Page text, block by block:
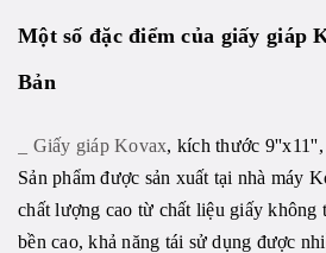
Một số đặc điểm của giấy giáp
Bản
_ Giấy giáp Kovax, kích thước 9''x11'',
Sản phẩm được sản xuất tại nhà máy
chất lượng cao từ chất liệu giấy không
bền cao, khả năng tái sử dụng được